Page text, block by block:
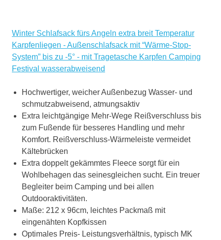
Winter Schlafsack fürs Angeln extra breit Temperatur
Karpfenliegen - Außenschlafsack mit “Wärme-Stop-
System” bis zu -5° - mit Tragetasche Karpfen Camping
Festival wasserabweisend
Hochwertiger, weicher Außenbezug Wasser- und
schmutzabweisend, atmungsaktiv
Extra leichtgängige Mehr-Wege Reißverschluss bis
zum Fußende für besseres Handling und mehr
Komfort. Reißverschluss-Wärmeleiste vermeidet
Kältebrücken
Extra doppelt gekämmtes Fleece sorgt für ein
Wohlbehagen das seinesgleichen sucht. Ein treuer
Begleiter beim Camping und bei allen
Outdooraktivitäten.
Maße: 212 x 96cm, leichtes Packmaß mit
eingenähten Kopfkissen
Optimales Preis- Leistungsverhältnis, typisch MK